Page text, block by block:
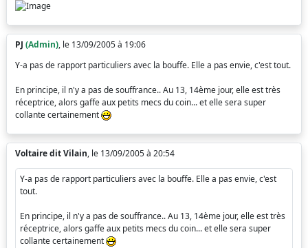
PJ (Admin), le 13/09/2005 à 19:06
Y-a pas de rapport particuliers avec la bouffe. Elle a pas envie, c'est tout.
En principe, il n'y a pas de souffrance.. Au 13, 14ème jour, elle est très
réceptrice, alors gaffe aux petits mecs du coin... et elle sera super
collante certainement
Voltaire dit Vilain, le 13/09/2005 à 20:54
Y-a pas de rapport particuliers avec la bouffe. Elle a pas envie, c'est
tout.
En principe, il n'y a pas de souffrance.. Au 13, 14ème jour, elle est très
réceptrice, alors gaffe aux petits mecs du coin... et elle sera super
collante certainement